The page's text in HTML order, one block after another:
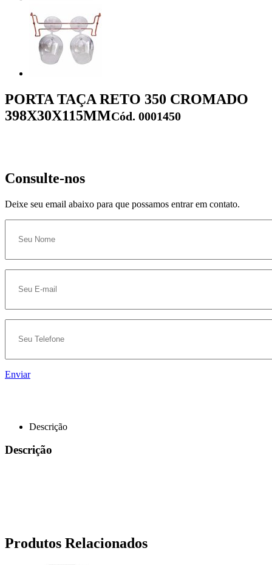
PORTA TAÇA RETO 350 CROMADO
398X30X115MMCód. 0001450
Consulte-nos
Deixe seu email abaixo para que possamos entrar em contato.
Enviar
Descrição
Descrição
Produtos Relacionados